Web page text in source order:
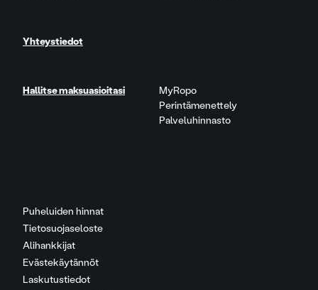
Puheluiden hinnat
Tietosuojaseloste
Alihankkijat
Evästekäytännöt
Laskutustiedot
Yhteystiedot
Hallitse maksuasioitasi
MyRopo
Perintämenettely
Palveluhinnasto